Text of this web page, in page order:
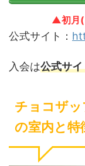
▲初月(
公式サイト：
入会は公式サ
チョコザ
の室内と特